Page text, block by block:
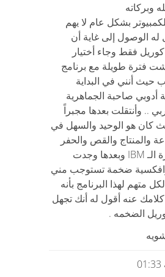
وبركاته
بشكل عام لا يهم
الوصول إلى غاية أن
فقط وجاء أختيار
فترة طويلة مع برنامج
حيث أنني في البداية
صاحبة الجماهرية
.. وأنتقلت بعدها مجبراً
كان هو الوحيد والسهل في
والمنتاج والقص والحفر
طبعاً المتوافقة مع أجهزة الـ IBM وبعدها وجدت
ضخمة تستوجب مني
متهم لهذا البرنامج بأنه
عنه أقول له أنك تجهل
الضخمه .